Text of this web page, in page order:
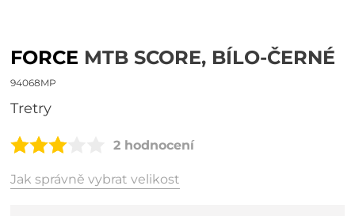
FORCE MTB SCORE, BÍLO-ČERNÉ
94068MP
tretry
2 hodnocení
Jak správně vybrat velikost